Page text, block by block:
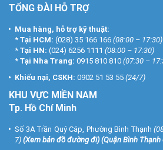
TỔNG ĐÀI HỖ TRỢ
Mua hàng, hỗ trợ kỹ thuật:
* Tại HCM: (028) 35 166 166 (08:00 – 17:30)
* Tại HN: (024) 6256 1111 (08:00 – 17:30)
* Tại Nha Trang: 0915 810 810 (07:30 –
Khiếu nại, CSKH: 0902 51 53 55 (24/7)
KHU VỰC MIỀN NAM
Tp. Hồ Chí Minh
Số 3A Trần Quý Cáp, Phường Bình Thạnh
7) (Xem bản đồ đường đi) (Quận Bình Thạnh